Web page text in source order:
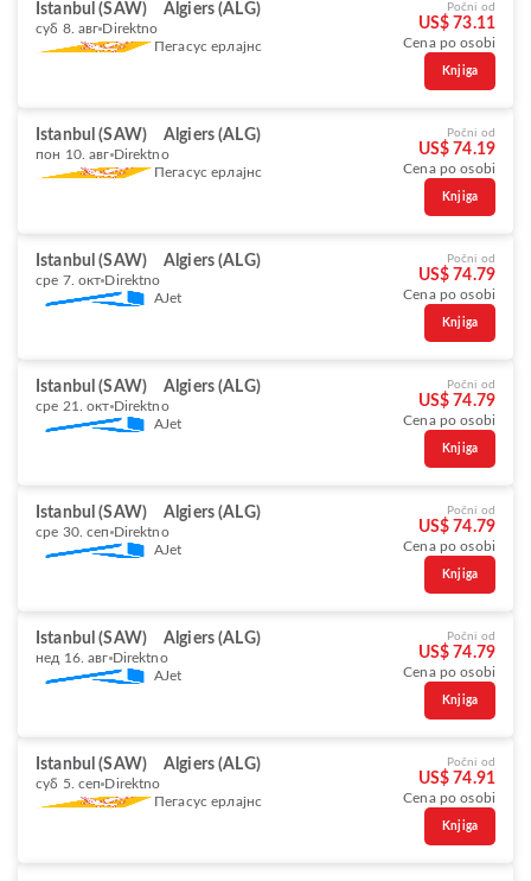
Istanbul (SAW) Algiers (ALG)
суб 8. авг Direktno
Пегасус ерлајнс
Počni od
US$ 73.11
Cena po osobi
Knjiga
Istanbul (SAW) Algiers (ALG)
пон 10. авг Direktno
Пегасус ерлајнс
Počni od
US$ 74.19
Cena po osobi
Knjiga
Istanbul (SAW) Algiers (ALG)
сре 7. окт Direktno
AJet
Počni od
US$ 74.79
Cena po osobi
Knjiga
Istanbul (SAW) Algiers (ALG)
сре 21. окт Direktno
AJet
Počni od
US$ 74.79
Cena po osobi
Knjiga
Istanbul (SAW) Algiers (ALG)
сре 30. сеп Direktno
AJet
Počni od
US$ 74.79
Cena po osobi
Knjiga
Istanbul (SAW) Algiers (ALG)
нед 16. авг Direktno
AJet
Počni od
US$ 74.79
Cena po osobi
Knjiga
Istanbul (SAW) Algiers (ALG)
суб 5. сеп Direktno
Пегасус ерлајнс
Počni od
US$ 74.91
Cena po osobi
Knjiga